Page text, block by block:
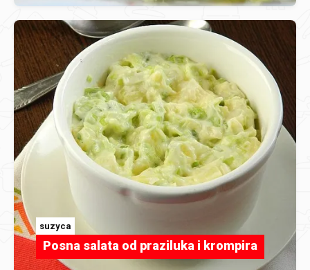
suzyca
Posna salata od praziluka i krompira